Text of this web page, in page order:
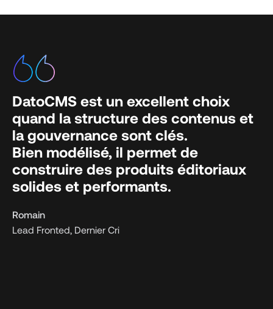
DatoCMS est un excellent choix
quand la structure des contenus et
la gouvernance sont clés.
Bien modélisé, il permet de
construire des produits éditoriaux
solides et performants.
Romain
Lead Fronted, Dernier Cri